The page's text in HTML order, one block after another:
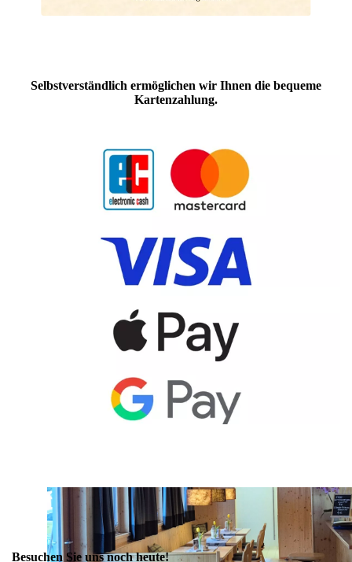
Selbstverständlich ermöglichen wir Ihnen die bequeme
Kartenzahlung.
Besuchen Sie uns noch heute!